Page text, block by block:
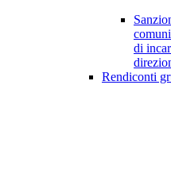
di
Rendiconti